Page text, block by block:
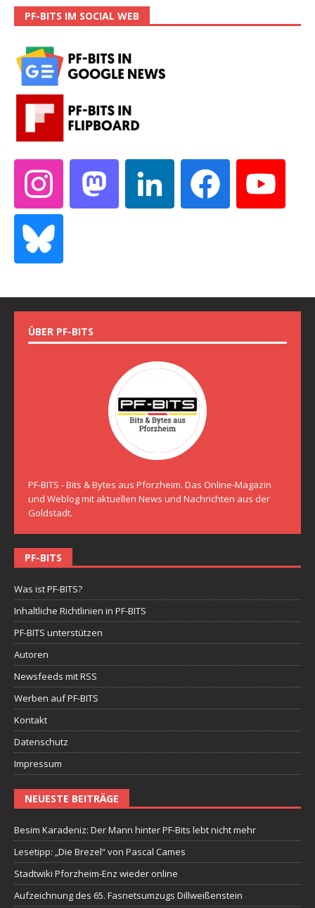
PF-BITS IM SOCIAL WEB
ÜBER PF-BITS
PF-BITS - Bits & Bytes aus Pforzheim. Das Online-Magazin
und Weblog mit aktuellen News und Nachrichten aus der
Goldstadt.
PF-BITS
Was ist PF-BITS?
Inhaltliche Richtlinien in PF-BITS
PF-BITS unterstützen
Autoren
Newsfeeds mit RSS
Werben auf PF-BITS
Kontakt
Datenschutz
Impressum
NEUESTE BEITRÄGE
Besim Karadeniz: Der Mann hinter PF-Bits lebt nicht mehr
Lesetipp: „Die Brezel“ von Pascal Cames
Stadtwiki Pforzheim-Enz wieder online
Aufzeichnung des 65. Fasnetsumzugs Dillweißenstein